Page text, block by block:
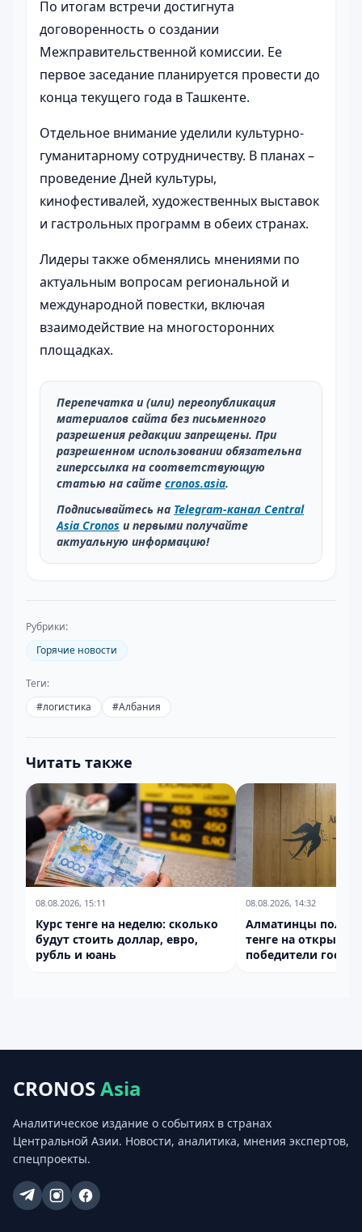
По итогам встречи достигнута
договоренность о создании
Межправительственной комиссии. Ее
первое заседание планируется провести до
конца текущего года в Ташкенте.
Отдельное внимание уделили культурно-
гуманитарному сотрудничеству. В планах –
проведение Дней культуры,
кинофестивалей, художественных выставок
и гастрольных программ в обеих странах.
Лидеры также обменялись мнениями по
актуальным вопросам региональной и
международной повестки, включая
взаимодействие на многосторонних
площадках.
Перепечатка и (или) переопубликация
материалов сайта без письменного
разрешения редакции запрещены. При
разрешенном использовании обязательна
гиперссылка на соответствующую
статью на сайте cronos.asia.
Подписывайтесь на Telegram-канал Central
Asia Cronos и первыми получайте
актуальную информацию!
Рубрики:
Горячие новости
Теги:
#логистика #Албания
Читать также
08.08.2026, 15:11
Курс тенге на неделю: сколько
будут стоить доллар, евро,
рубль и юань
08.08.2026, 14:32
Алматинцы
тенге на открытие
победители
CRONOSAsia
Аналитическое издание о событиях в странах
Центральной Азии. Новости, аналитика, мнения экспертов,
спецпроекты.